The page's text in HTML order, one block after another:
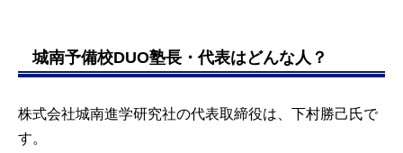
城南予備校DUO塾長・代表はどんな人？
株式会社城南進学研究社の代表取締役は、下村勝己氏で
す。